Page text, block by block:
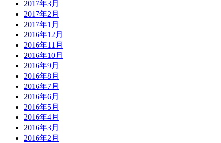
2017年3月
2017年2月
2017年1月
2016年12月
2016年11月
2016年10月
2016年9月
2016年8月
2016年7月
2016年6月
2016年5月
2016年4月
2016年3月
2016年2月